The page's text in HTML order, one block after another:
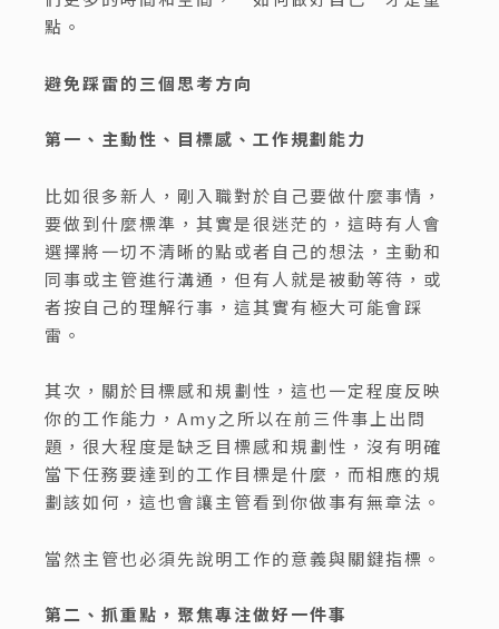
點。
避免踩雷的三個思考方向
第一、主動性、目標感、工作規劃能力
比如很多新人，剛入職對於自己要做什麼事情，
要做到什麼標準，其實是很迷茫的，這時有人會
選擇將一切不清晰的點或者自己的想法，主動和
同事或主管進行溝通，但有人就是被動等待，或
者按自己的理解行事，這其實有極大可能會踩
雷。
其次，關於目標感和規劃性，這也一定程度反映
你的工作能力，Amy之所以在前三件事上出問
題，很大程度是缺乏目標感和規劃性，沒有明確
當下任務要達到的工作目標是什麼，而相應的規
劃該如何，這也會讓主管看到你做事有無章法。
當然主管也必須先說明工作的意義與關鍵指標。
第二、抓重點，聚焦專注做好一件事